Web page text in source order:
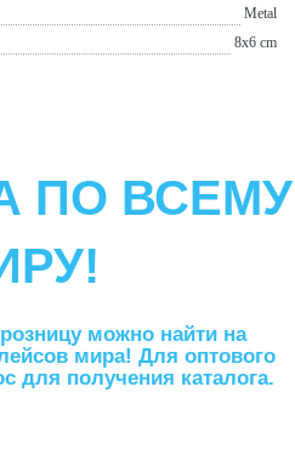
Metal
8x6 cm
ПО ВСЕМУ
можно найти на
мира! Для оптового
для получения каталога.